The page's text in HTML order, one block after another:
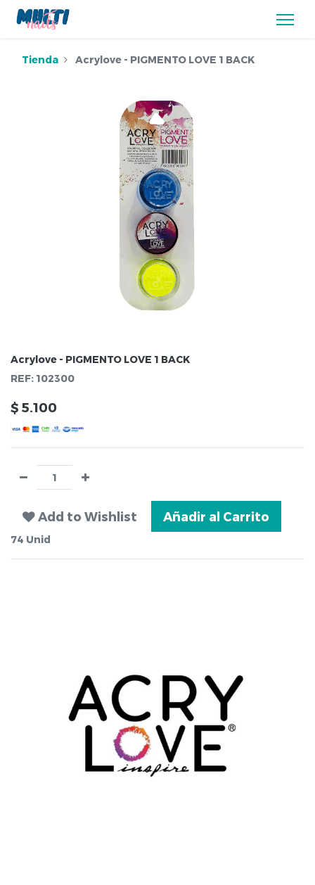
Tienda Acrylove - PIGMENTO LOVE 1 BACK
Acrylove - PIGMENTO LOVE 1 BACK
REF: 102300
$ 5.100
Add to Wishlist Añadir al Carrito
74 Unid